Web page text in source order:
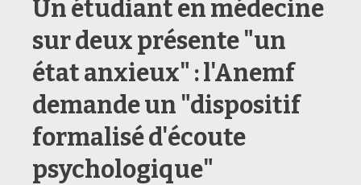
Un étudiant en médecine
sur deux présente "un
état anxieux" : l'Anemf
demande un "dispositif
formalisé d'écoute
psychologique"